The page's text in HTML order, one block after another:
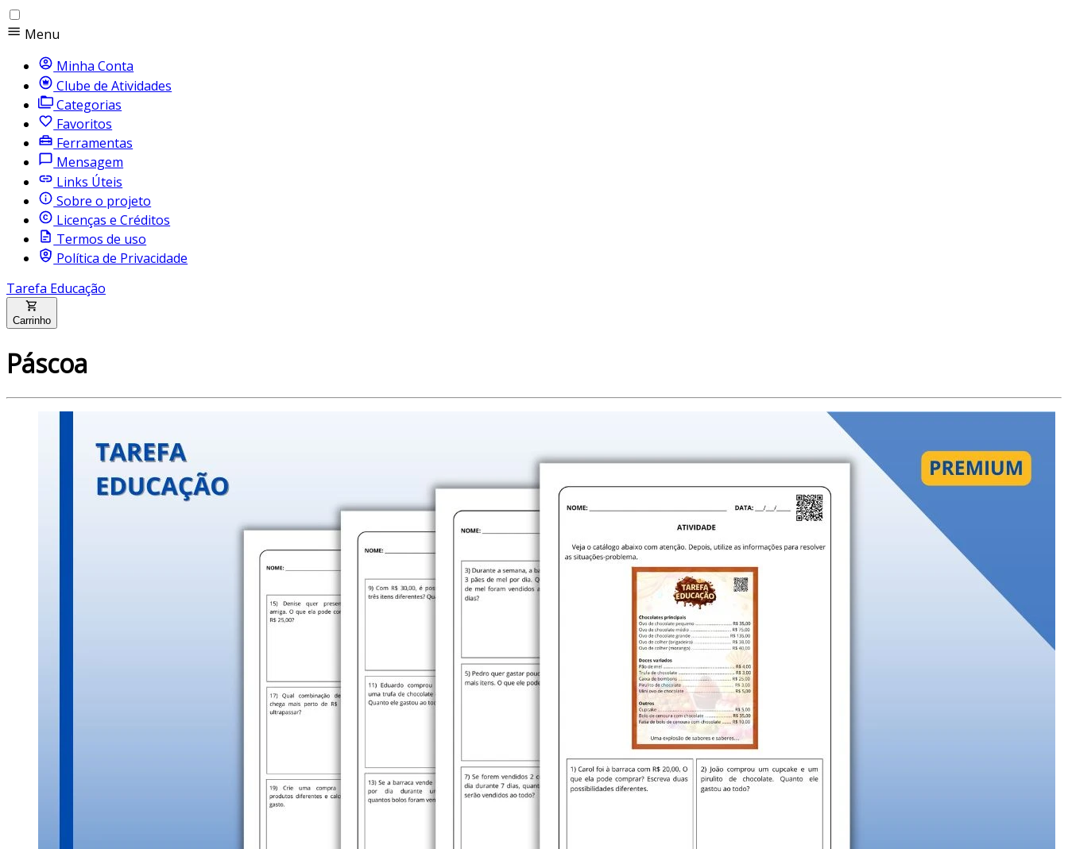
Menu
Minha Conta
Clube de Atividades
Categorias
Favoritos
Ferramentas
Mensagem
Links Úteis
Sobre o projeto
Licenças e Créditos
Termos de uso
Política de Privacidade
Tarefa Educação
Carrinho
Páscoa